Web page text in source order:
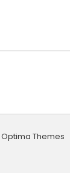
Optima Themes